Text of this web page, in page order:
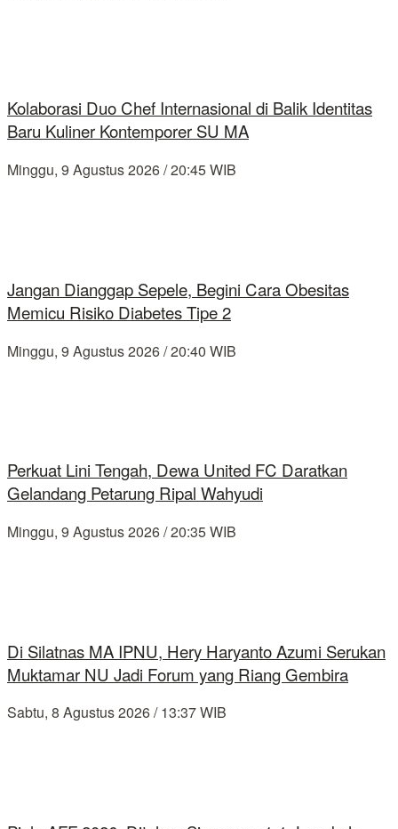
Kolaborasi Duo Chef Internasional di Balik Identitas
Baru Kuliner Kontemporer SU MA
Minggu, 9 Agustus 2026 / 20:45 WIB
Jangan Dianggap Sepele, Begini Cara Obesitas
Memicu Risiko Diabetes Tipe 2
Minggu, 9 Agustus 2026 / 20:40 WIB
Perkuat Lini Tengah, Dewa United FC Daratkan
Gelandang Petarung Ripal Wahyudi
Minggu, 9 Agustus 2026 / 20:35 WIB
Di Silatnas MA IPNU, Hery Haryanto Azumi Serukan
Muktamar NU Jadi Forum yang Riang Gembira
Sabtu, 8 Agustus 2026 / 13:37 WIB